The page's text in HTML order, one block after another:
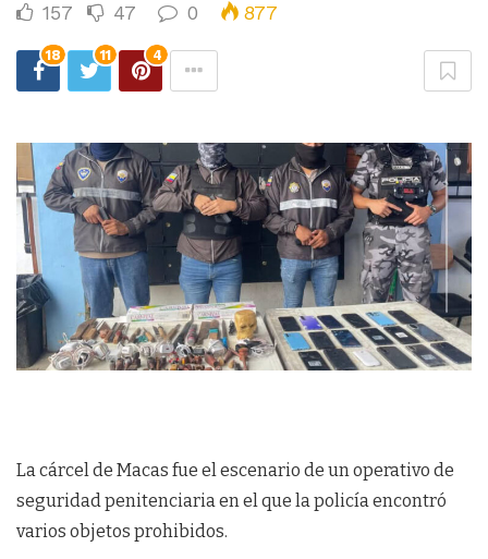
157 47 0 877
18 11 4
La cárcel de Macas fue el escenario de un operativo de
seguridad penitenciaria en el que la policía encontró
varios objetos prohibidos.